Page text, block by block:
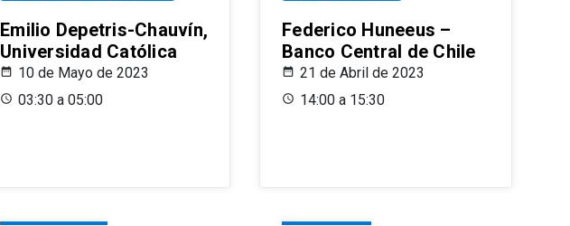
Emilio Depetris-Chauvín,
Universidad Católica
10 de Mayo de 2023
03:30 a 05:00
Federico Huneeus –
Banco Central de Chile
21 de Abril de 2023
14:00 a 15:30